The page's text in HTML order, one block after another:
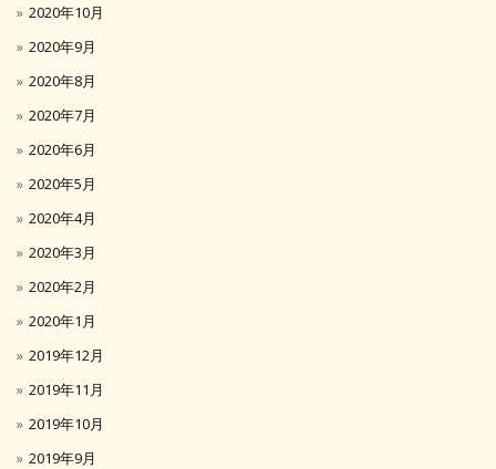
2020年10月
2020年9月
2020年8月
2020年7月
2020年6月
2020年5月
2020年4月
2020年3月
2020年2月
2020年1月
2019年12月
2019年11月
2019年10月
2019年9月